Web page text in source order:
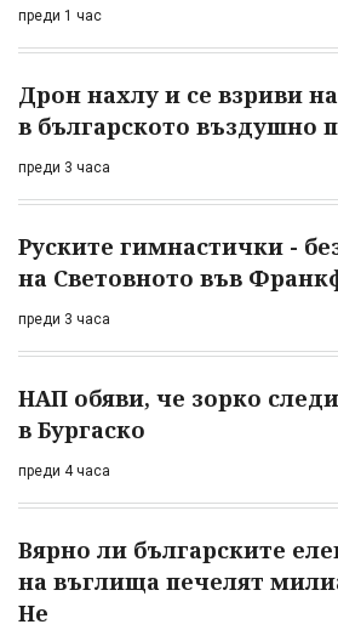
преди 1 час
Дрон нахлу и се взриви
в българското въздушно
преди 3 часа
Руските гимнастички -
на Световното във
преди 3 часа
НАП обяви, че зорко
в Бургаско
преди 4 часа
Вярно ли българските
на въглища печелят
Не